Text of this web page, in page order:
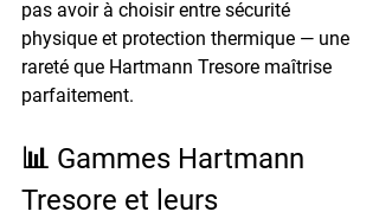
pas avoir à choisir entre sécurité
physique et protection thermique — une
rareté que Hartmann Tresore maîtrise
parfaitement.
📊 Gammes Hartmann
Tresore et leurs